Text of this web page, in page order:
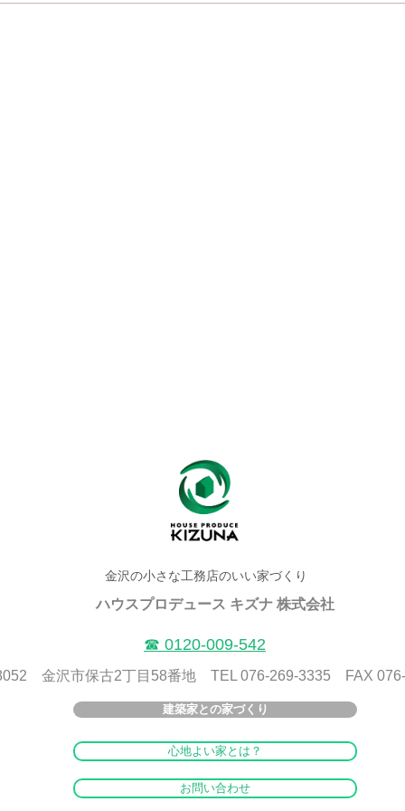
金沢の小さな工務店のいい家づくり
ハウスプロデュース キズナ 株式会社
​☎ 0120-009-542
金沢市保古2丁目58番地 TEL 076-269-3335 FAX
建築家との家づくり
心地よい家とは？
お問い合わせ